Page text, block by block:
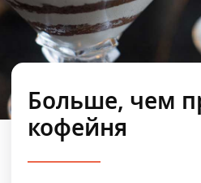
Больше, чем
кофейня